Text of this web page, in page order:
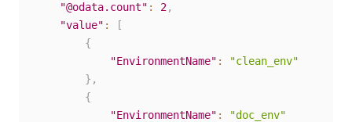
"@odata.count" : 2,
"value" :
[
{
"EnvironmentName" :
"clean_env"
} ,
{
"EnvironmentName" :
"doc_env"